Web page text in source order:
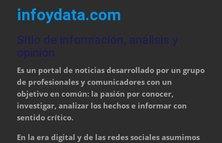
infoydata.com
Sitio de información, análisis y
opinión
Es un portal de noticias desarrollado por un grupo
de profesionales y comunicadores con un
objetivo en común: la pasión por conocer,
investigar, analizar los hechos e informar con
sentido crítico.
En la era digital y de las redes sociales asumimos